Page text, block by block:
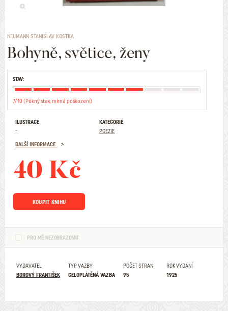
NEUMANN STANISLAV KOSTKA
Bohyně, světice, ženy
STAV:
7/10 (Pěkný stav, mírná poškození)
ILUSTRACE
-
KATEGORIE
POEZIE
DALŠÍ INFORMACE
40 Kč
KOUPIT KNIHU
PRO MĚ NEZOBRAZOVAT
VYDAVATEL
BOROVÝ FRANTIŠEK
TYP VAZBY
CELOPLÁTĚNÁ VAZBA
POČET STRAN
95
ROK VYDÁNÍ
1925